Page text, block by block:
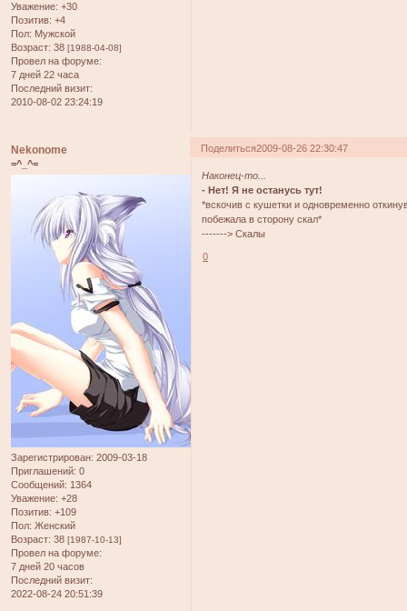
Уважение: +30
Позитив: +4
Пол: Мужской
Возраст: 38 [1988-04-08]
Провел на форуме:
7 дней 22 часа
Последний визит:
2010-08-02 23:24:19
Поделиться2009-08-26 22:30:47
Nekonome
=^_^=
Зарегистрирован: 2009-03-18
Приглашений: 0
Сообщений: 1364
Уважение: +28
Позитив: +109
Пол: Женский
Возраст: 38 [1987-10-13]
Провел на форуме:
7 дней 20 часов
Последний визит:
2022-08-24 20:51:39
Наконец-то...
- Нет! Я не останусь тут!
*вскочив с кушетки и одновременно
побежала в сторону скал*
-------> Скалы
0